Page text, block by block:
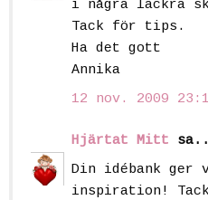
i några läckra
Tack för tips.
Ha det gott
Annika
12 nov. 2009
Hjärtat Mitt
Din idébank ger
inspiration!